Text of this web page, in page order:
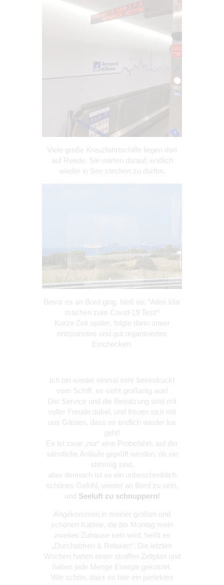
Viele große Kreuzfahrtschiffe liegen dort
auf Reede. Sie warten darauf, endlich
wieder in See stechen zu dürfen.
Bevor es an Bord ging, hieß es: “Alles klar
machen zum Covid-19 Test!“
Kurze Zeit später, folgte dann unser
entspanntes und gut organisiertes
Einchecken.
Ich bin wieder einmal sehr beeindruckt
vom Schiff, es sieht großartig aus!
Der Service und die Besatzung sind mit
voller Freude dabei, und freuen sich mit
uns Gästen, dass es endlich wieder los
geht!
Es ist zwar „nur“ eine Probefahrt, auf der
sämtliche Anläufe geprüft werden, ob sie
stimmig sind,
aber dennoch ist es ein unbeschreiblich
schönes Gefühl, wieder an Bord zu sein,
und Seeluft zu schnuppern!
Angekommen in meiner großen und
schönen Kabine, die bis Montag mein
zweites Zuhause sein wird, heißt es
„Durchatmen & Relaxen“. Die letzten
Wochen hatten einen straffen Zeitplan und
haben jede Menge Energie gekostet.
Wie schön, dass es hier ein perfektes